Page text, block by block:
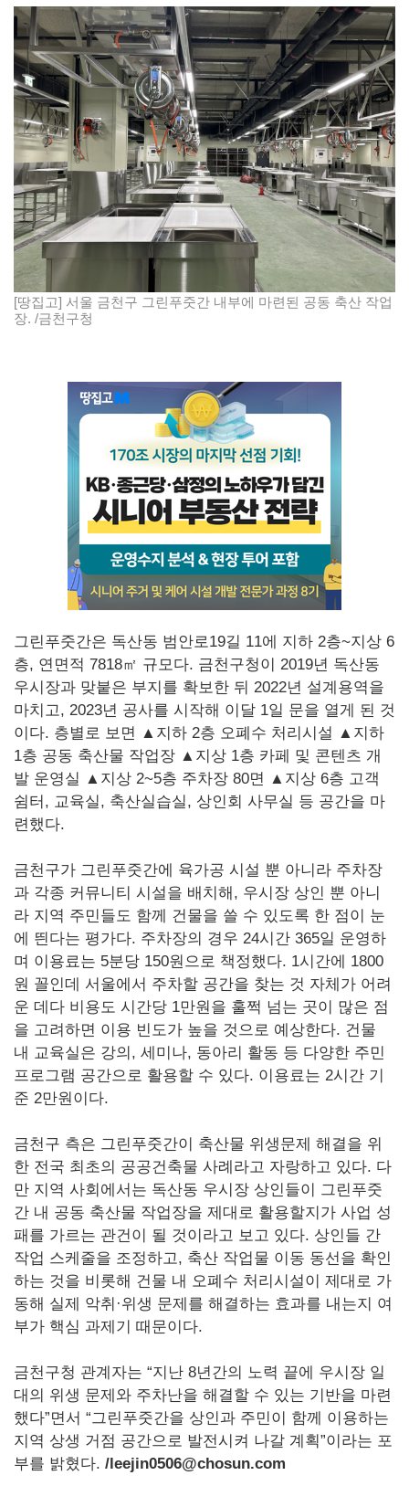
[땅집고] 서울 금천구 그린푸줏간 내부에 마련된 공동 축산 작업
장. /금천구청
그린푸줏간은 독산동 범안로19길 11에 지하 2층~지상 6
층, 연면적 7818㎡ 규모다. 금천구청이 2019년 독산동
우시장과 맞붙은 부지를 확보한 뒤 2022년 설계용역을
마치고, 2023년 공사를 시작해 이달 1일 문을 열게 된 것
이다. 층별로 보면 ▲지하 2층 오폐수 처리시설 ▲지하
1층 공동 축산물 작업장 ▲지상 1층 카페 및 콘텐츠 개
발 운영실 ▲지상 2~5층 주차장 80면 ▲지상 6층 고객
쉼터, 교육실, 축산실습실, 상인회 사무실 등 공간을 마
련했다.
금천구가 그린푸줏간에 육가공 시설 뿐 아니라 주차장
과 각종 커뮤니티 시설을 배치해, 우시장 상인 뿐 아니
라 지역 주민들도 함께 건물을 쓸 수 있도록 한 점이 눈
에 띈다는 평가다. 주차장의 경우 24시간 365일 운영하
며 이용료는 5분당 150원으로 책정했다. 1시간에 1800
원 꼴인데 서울에서 주차할 공간을 찾는 것 자체가 어려
운 데다 비용도 시간당 1만원을 훌쩍 넘는 곳이 많은 점
을 고려하면 이용 빈도가 높을 것으로 예상한다. 건물
내 교육실은 강의, 세미나, 동아리 활동 등 다양한 주민
프로그램 공간으로 활용할 수 있다. 이용료는 2시간 기
준 2만원이다.
금천구 측은 그린푸줏간이 축산물 위생문제 해결을 위
한 전국 최초의 공공건축물 사례라고 자랑하고 있다. 다
만 지역 사회에서는 독산동 우시장 상인들이 그린푸줏
간 내 공동 축산물 작업장을 제대로 활용할지가 사업 성
패를 가르는 관건이 될 것이라고 보고 있다. 상인들 간
작업 스케줄을 조정하고, 축산 작업물 이동 동선을 확인
하는 것을 비롯해 건물 내 오폐수 처리시설이 제대로 가
동해 실제 악취·위생 문제를 해결하는 효과를 내는지 여
부가 핵심 과제기 때문이다.
금천구청 관계자는 “지난 8년간의 노력 끝에 우시장 일
대의 위생 문제와 주차난을 해결할 수 있는 기반을 마련
했다”면서 “그린푸줏간을 상인과 주민이 함께 이용하는
지역 상생 거점 공간으로 발전시켜 나갈 계획”이라는 포
부를 밝혔다. /leejin0506@chosun.com